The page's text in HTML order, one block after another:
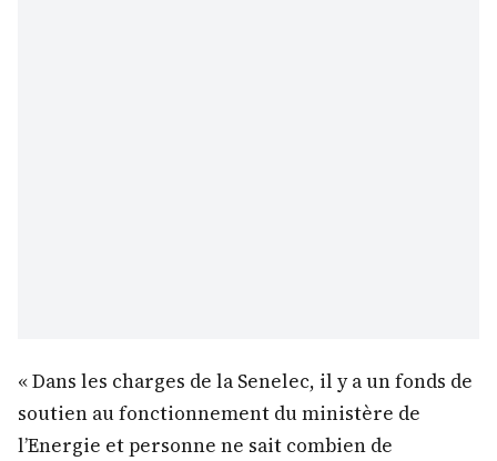
« Dans les charges de la Senelec, il y a un fonds de
soutien au fonctionnement du ministère de
l’Energie et personne ne sait combien de